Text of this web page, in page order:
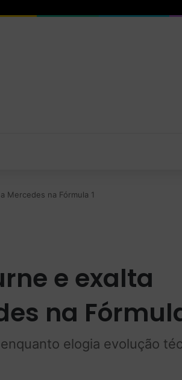
Mercedes na Fórmula 1
e exalta
na
elogia evolução